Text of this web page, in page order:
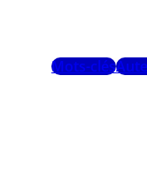
Mots-clés